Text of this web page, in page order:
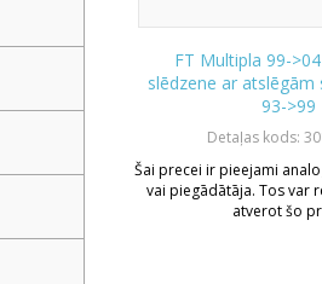
FT Multipla 99-
slēdzene ar atslēgām
93->99
Detaļas kods:
Šai precei ir pieejami
vai piegādātāja. Tos var
atverot šo